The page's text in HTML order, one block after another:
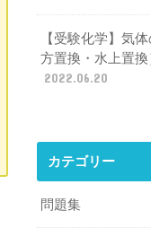
【受験化学】気
方置換・水上置換
2022.06.20
カテゴリー
問題集